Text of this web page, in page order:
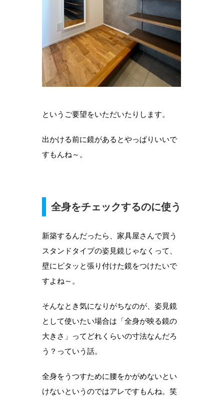
というご要望をいただいたりします。
出かける前に鏡があるとやっぱりいいで
すもんね～。
全身をチェックするのに使う
新築するんだったら、家具屋さんで買う
スタンドタイプの姿見鏡じゃなくって、
壁にピタッと張り付けた鏡をつけたいで
すよね～。
そんなとき気になりがちなのが、姿見鏡
として使いたい場合は「全身が映る鏡の
大きさ」ってどれくらいの寸法なんだろ
う？っていう話。
全身をうつすために腰をかがめないとい
けないというのではアレですもんね。笑